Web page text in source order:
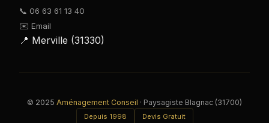
📞 06 63 61 13 40
✉️ Email
📍 Merville (31330)
© 2025 Aménagement Conseil · Paysagiste Blagnac (31700)
Depuis 1998 Devis Gratuit